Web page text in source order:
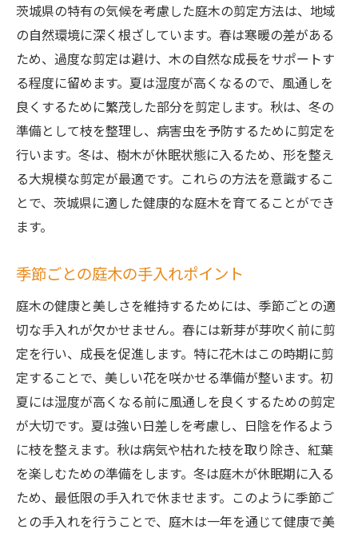
茨城県の特有の気候を考慮した庭木の剪定方法は、地域
の自然環境に深く根ざしています。春は寒暖の差がある
ため、過度な剪定は避け、木の自然な成長をサポートす
る程度に留めます。夏は湿度が高くなるので、風通しを
良くするために繁茂した部分を剪定します。秋は、冬の
準備として枝を整理し、病害虫を予防するために剪定を
行います。冬は、樹木が休眠状態に入るため、形を整え
る大規模な剪定が最適です。これらの方法を意識するこ
とで、茨城県に適した健康的な庭木を育てることができ
ます。
季節ごとの庭木の手入れポイント
庭木の健康と美しさを維持するためには、季節ごとの適
切な手入れが欠かせません。春には新芽が芽吹く前に剪
定を行い、成長を促進します。特に花木はこの時期に剪
定することで、美しい花を咲かせる準備が整います。初
夏には湿度が高くなる前に風通しを良くするための剪定
が大切です。夏は強い日差しを考慮し、日陰を作るよう
に枝を整えます。秋は病気や枯れた枝を取り除き、紅葉
を楽しむための準備をします。冬は庭木が休眠期に入る
ため、最低限の手入れで休ませます。このように季節ご
との手入れを行うことで、庭木は一年を通じて健康で美